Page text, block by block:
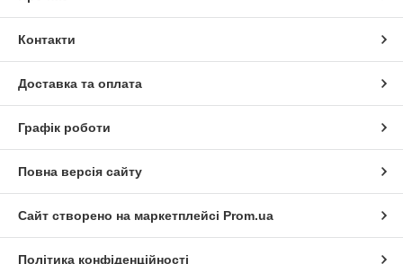
Контакти
Доставка та оплата
Графік роботи
Повна версія сайту
Сайт створено на маркетплейсі Prom.ua
Політика конфіденційності